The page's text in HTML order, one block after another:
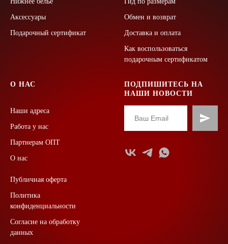
Аксессуары
Подарочный сертификат
Обмен и возврат
Доставка и оплата
Как воспользоваться
подарочным сертификатом
О НАС
Наши адреса
Работа у нас
Партнерам ОПТ
О нас
Публичная оферта
Политика
конфиденциальности
Согласие на обработку
данных
ПОДПИШИТЕСЬ НА
НАШИ НОВОСТИ